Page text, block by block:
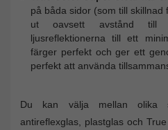
på båda sidor (som till
ut oavsett avstånd till
ljusreflektionerna till ett
färger perfekt och ger ett
perfekt att använda
Du kan välja mellan olika
antireflexglas, plastglas och